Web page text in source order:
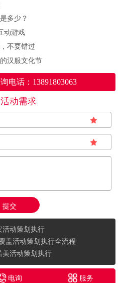
多少？
动游戏
不要错过
汉服文化节
电话：13891803063
动需求
活动策划执行
盖活动策划执行全流程
美活动策划执行
电询 服务